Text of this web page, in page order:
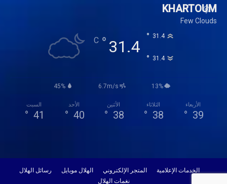
KHARTOUM
Few Clouds
31.4
°
C 31.4
°
31.4
°
45% 6.7m/s 13%
السبت
41
°
الأحد
40
°
الأثنين
38
°
الثلاثاء
38
°
الأربعاء
39
°
الخدمات الإعلامية المتجر الإلكتروني الهلال موبايل
رسائل الهلال
نغمات الهلال